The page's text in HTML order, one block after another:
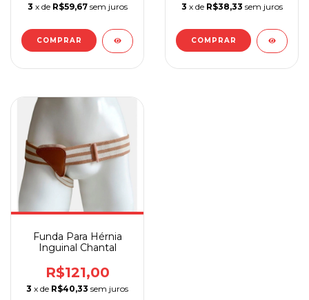
3 x de R$59,67 sem juros
COMPRAR
3 x de R$38,33 sem juros
COMPRAR
Funda Para Hérnia
Inguinal Chantal
R$121,00
3 x de R$40,33 sem juros